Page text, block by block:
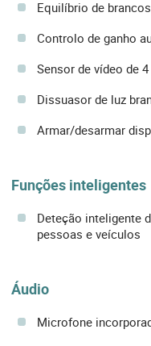
Equilíbrio de brancos
Controlo de ganho
Sensor de vídeo de
Dissuasor de luz
Armar/desarmar
Funções inteligentes
Deteção inteligente
pessoas e veículos
Áudio
Microfone